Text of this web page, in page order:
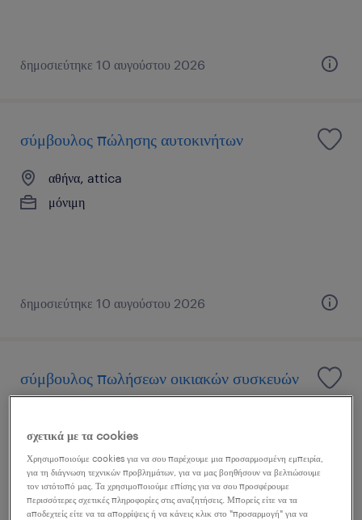
δημοσιεύτηκε 10 αυγούστου 2026
σύμβουλος πώλησης αυτοκινήτων
αθήνα, attica
μόνιμη
δημοσιεύτηκε 10 αυγούστου 2026
σύμβουλος πωλήσεων οικιακών συσκευών
μόνιμη
σχετικά με τα cookies
Χρησιμοποιούμε cookies για να σου παρέχουμε μια προσαρμοσμένη εμπειρία,
για τη διάγνωση τεχνικών προβλημάτων, για να μας βοηθήσουν να βελτιώσουμε
τον ιστότοπό μας. Τα χρησιμοποιούμε επίσης για να σου προσφέρουμε
περισσότερες σχετικές πληροφορίες στις αναζητήσεις. Μπορείς είτε να τα
αποδεχτείς είτε να τα απορρίψεις ή να κάνεις κλικ στο "προσαρμογή" για να